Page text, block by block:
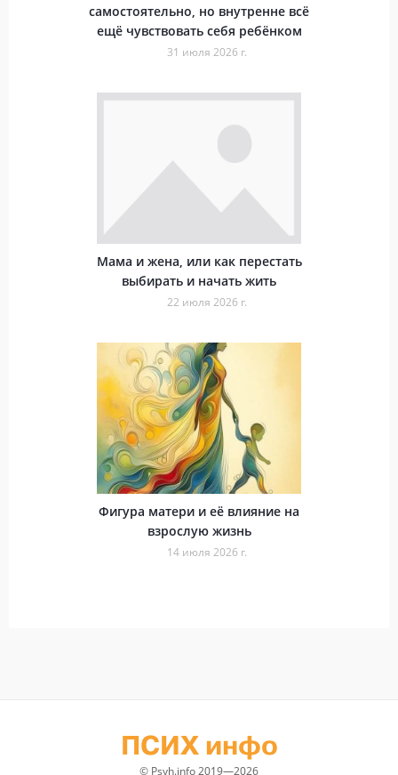
самостоятельно, но внутренне всё
ещё чувствовать себя ребёнком
31 июля 2026 г.
Мама и жена, или как перестать
выбирать и начать жить
22 июля 2026 г.
Фигура матери и её влияние на
взрослую жизнь
14 июля 2026 г.
ПСИХ инфо
© Psyh.info 2019—2026